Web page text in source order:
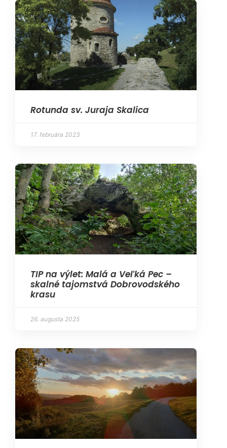
Rotunda sv. Juraja Skalica
17. februára 2023
TIP na výlet: Malá a Veľká Pec –
skalné tajomstvá Dobrovodského
krasu
26. augusta 2025